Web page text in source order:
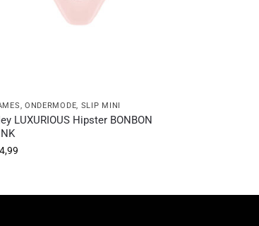
, ONDERMODE, SLIP MINI
LUXURIOUS Hipster BONBON